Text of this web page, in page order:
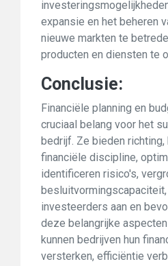
expansie en het beheren
nieuwe markten te
producten en diensten te
Conclusie:
Financiële planning en
cruciaal belang voor het
bedrijf. Ze bieden richting,
financiële discipline,
identificeren risico's,
investeerders aan en
deze belangrijke
kunnen bedrijven hun
versterken, efficiëntie